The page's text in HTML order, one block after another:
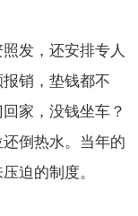
发，还安排专人
销，垫钱都不
家，没钱坐车？
倒热水。当年的
迫的制度。